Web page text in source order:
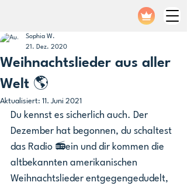
Weihnachtslieder aus aller
Welt 🌎
Sophia W.
21. Dez. 2020
Aktualisiert: 11. Juni 2021
Du kennst es sicherlich auch. Der
Dezember hat begonnen, du schaltest
das Radio 📻ein und dir kommen die
altbekannten amerikanischen
Weihnachtslieder entgegengedudelt,